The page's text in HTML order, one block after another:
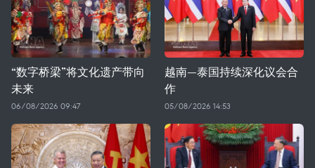
“数字桥梁”将文化遗产带向
未来
06/08/2026 09:47
越南—泰国持续深化议会合
作
05/08/2026 14:53